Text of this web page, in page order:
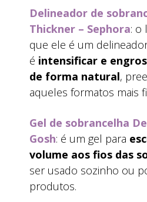
Delineador de
Thickner – Sephora: o
que ele é um
é intensificar e
de forma natural,
aqueles formatos mais
Gel de sobrancelha
Gosh: é um gel para
volume aos fios das
ser usado sozinho ou
produtos.